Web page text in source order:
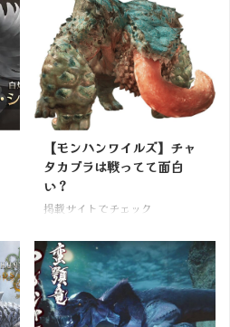
【モンハンワイルズ】チャ
タカブラは戦ってて面白
い？
掲載サイトでチェック